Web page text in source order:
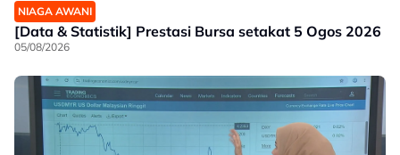
NIAGA AWANI
[Data & Statistik] Prestasi Bursa setakat 5 Ogos 2026
05/08/2026